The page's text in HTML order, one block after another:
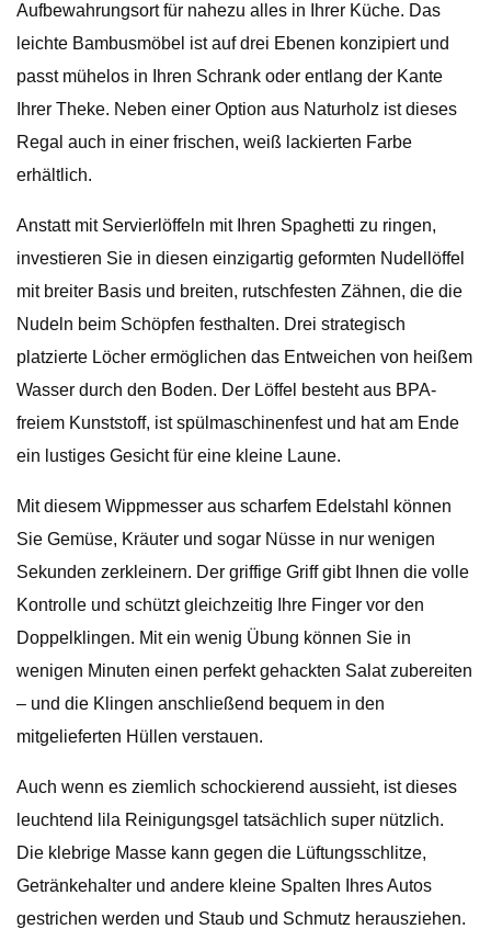
Aufbewahrungsort für nahezu alles in Ihrer Küche. Das
leichte Bambusmöbel ist auf drei Ebenen konzipiert und
passt mühelos in Ihren Schrank oder entlang der Kante
Ihrer Theke. Neben einer Option aus Naturholz ist dieses
Regal auch in einer frischen, weiß lackierten Farbe
erhältlich.
Anstatt mit Servierlöffeln mit Ihren Spaghetti zu ringen,
investieren Sie in diesen einzigartig geformten Nudellöffel
mit breiter Basis und breiten, rutschfesten Zähnen, die die
Nudeln beim Schöpfen festhalten. Drei strategisch
platzierte Löcher ermöglichen das Entweichen von heißem
Wasser durch den Boden. Der Löffel besteht aus BPA-
freiem Kunststoff, ist spülmaschinenfest und hat am Ende
ein lustiges Gesicht für eine kleine Laune.
Mit diesem Wippmesser aus scharfem Edelstahl können
Sie Gemüse, Kräuter und sogar Nüsse in nur wenigen
Sekunden zerkleinern. Der griffige Griff gibt Ihnen die volle
Kontrolle und schützt gleichzeitig Ihre Finger vor den
Doppelklingen. Mit ein wenig Übung können Sie in
wenigen Minuten einen perfekt gehackten Salat zubereiten
– und die Klingen anschließend bequem in den
mitgelieferten Hüllen verstauen.
Auch wenn es ziemlich schockierend aussieht, ist dieses
leuchtend lila Reinigungsgel tatsächlich super nützlich.
Die klebrige Masse kann gegen die Lüftungsschlitze,
Getränkehalter und andere kleine Spalten Ihres Autos
gestrichen werden und Staub und Schmutz herausziehen.